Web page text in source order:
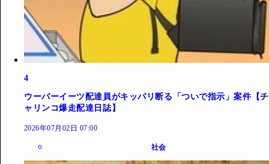
4
ウーバーイーツ配達員がキッパリ断る「ついで指示」案件【チ
ャリンコ爆走配達日誌】
2026年07月02日 07:00
社会